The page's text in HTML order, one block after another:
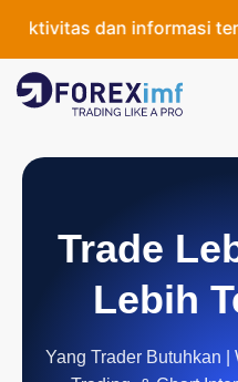
dan informasi
Trade
Lebih
Yang Trader Butuhkan |